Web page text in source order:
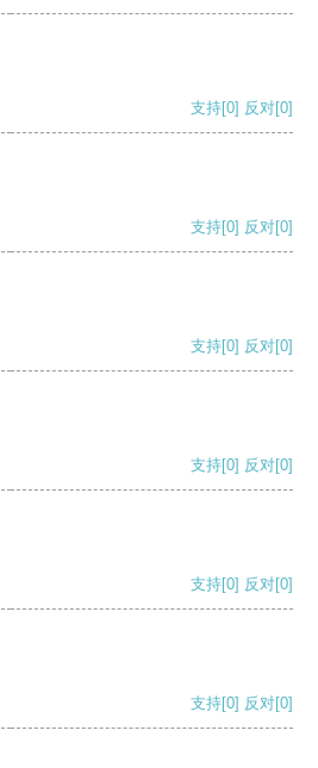
支持[0] 反对[0]
支持[0] 反对[0]
支持[0] 反对[0]
支持[0] 反对[0]
支持[0] 反对[0]
支持[0] 反对[0]